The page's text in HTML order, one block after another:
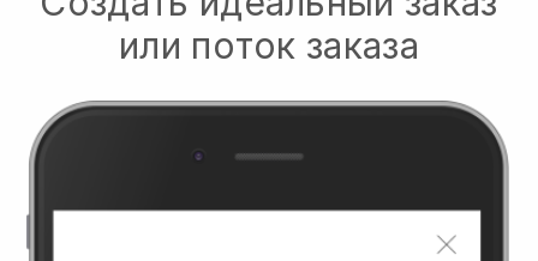
или поток заказа